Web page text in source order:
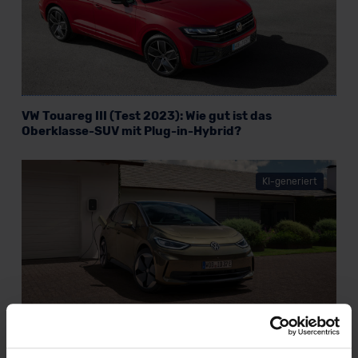
VW Touareg III (Test 2023): Wie gut ist das
Oberklasse-SUV mit Plug-in-Hybrid?
KI-generiert
VW ID.3 (Test 2023): Modellpflege dringend gesucht
und fehlerfrei aufgespielt?